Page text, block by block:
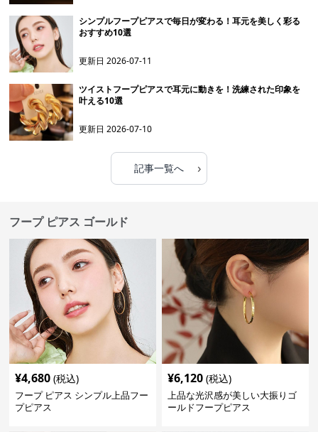
シンプルフープピアスで毎日が変わる！耳元を美しく彩る
おすすめ10選
更新日2026-07-11
ツイストフープピアスで耳元に動きを！洗練された印象を
叶える10選
更新日2026-07-10
記事一覧へ ›
フープ ピアス ゴールド
¥4,680 (税込)
フープ ピアス シンプル上品フー
プピアス
¥6,120 (税込)
上品な光沢感が美しい大振りゴ
ールドフープピアス